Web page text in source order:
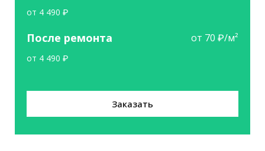
от 4 490 ₽
После ремонта от 70 ₽/м²
от 4 490 ₽
Заказать